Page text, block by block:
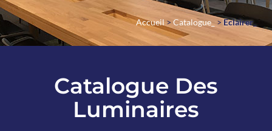
Accueil >Catalogue_ >Eclairer_
Catalogue Des
Luminaires